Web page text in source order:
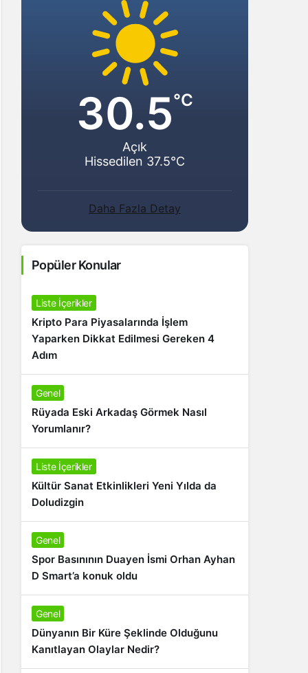
30.5°C
Açık
Hissedilen 37.5°C
Daha Fazla Detay
Popüler Konular
Liste İçerikler
Kripto Para Piyasalarında İşlem
Yaparken Dikkat Edilmesi Gereken 4
Adım
Genel
Rüyada Eski Arkadaş Görmek Nasıl
Yorumlanır?
Liste İçerikler
Kültür Sanat Etkinlikleri Yeni Yılda da
Doludizgin
Genel
Spor Basınının Duayen İsmi Orhan Ayhan
D Smart’a konuk oldu
Genel
Dünyanın Bir Küre Şeklinde Olduğunu
Kanıtlayan Olaylar Nedir?